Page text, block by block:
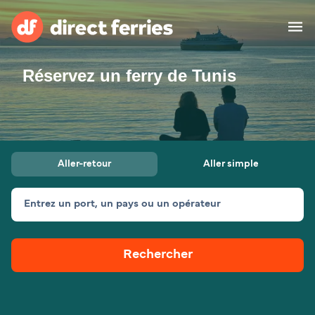
Compagnies de ferry
Pays
Billet de bateau
Traversées et ports
Canada (FR)
Mon Compte
Réservez un ferry de Tunis
Aller-retour Aller simple
Entrez un port, un pays ou un opérateur
Rechercher